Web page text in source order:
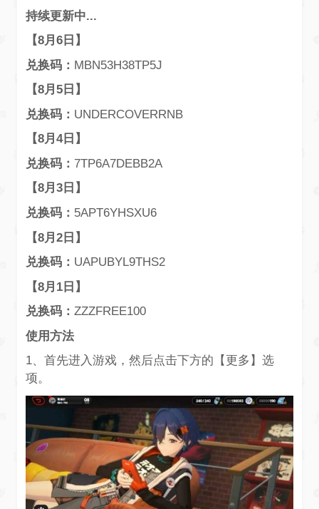
持续更新中...
【8月6日】
兑换码： MBN53H38TP5J
【8月5日】
兑换码： UNDERCOVERRNB
【8月4日】
兑换码： 7TP6A7DEBB2A
【8月3日】
兑换码： 5APT6YHSXU6
【8月2日】
兑换码： UAPUBYL9THS2
【8月1日】
兑换码： ZZZFREE100
使用方法
1、首先进入游戏，然后点击下方的【更多】选
项。